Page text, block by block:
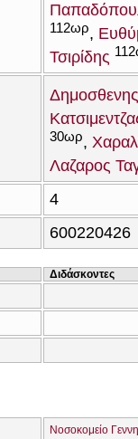
112ωρ
Τσιρίδης
30ωρ
Λαζαρος
4
600220426
Διδάσκοντες
Νοσοκομείο